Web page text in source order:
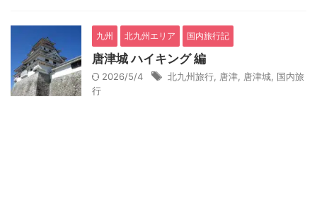
九州 北九州エリア 国内旅行記
唐津城 ハイキング 編
2026/5/4 北九州旅行 唐津 唐津城 国内旅
行